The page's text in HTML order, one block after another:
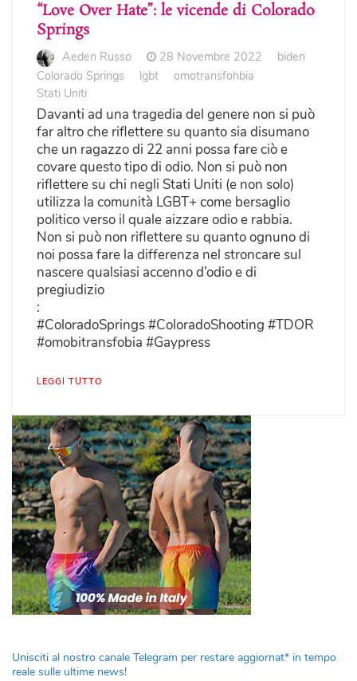
“Love Over Hate”: le vicende di Colorado
Springs
Aeden Russo 28 Novembre 2022
biden
Colorado Springs
lgbt
omotransfohbia
Stati Uniti
Davanti ad una tragedia del genere non si può
far altro che riflettere su quanto sia disumano
che un ragazzo di 22 anni possa fare ciò e
covare questo tipo di odio. Non si può non
riflettere su chi negli Stati Uniti (e non solo)
utilizza la comunità LGBT+ come bersaglio
politico verso il quale aizzare odio e rabbia.
Non si può non riflettere su quanto ognuno di
noi possa fare la differenza nel stroncare sul
nascere qualsiasi accenno d’odio e di
pregiudizio
:
#ColoradoSprings #ColoradoShooting #TDOR
#omobitransfobia #Gaypress
LEGGI TUTTO
Unisciti al nostro canale Telegram per restare aggiornat* in tempo
reale sulle ultime news!